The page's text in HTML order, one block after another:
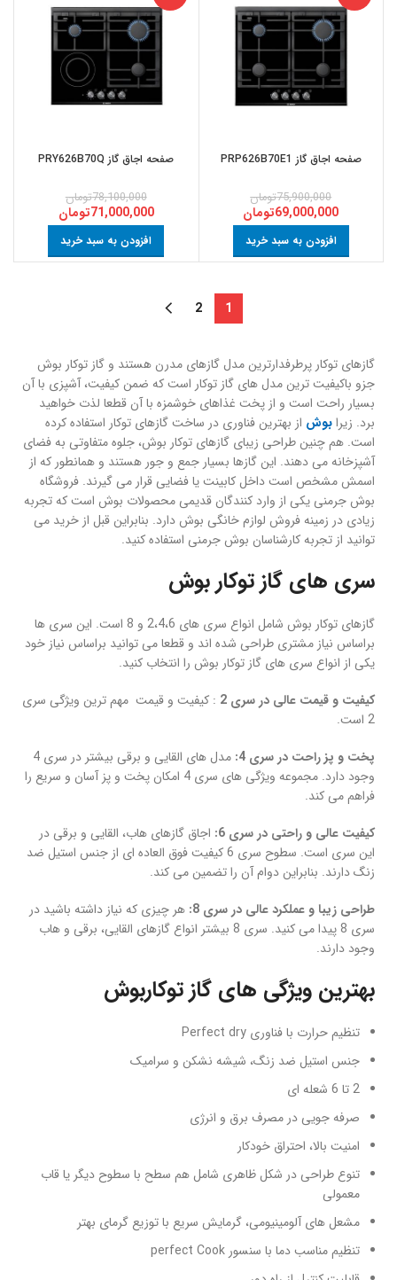
صفحه اجاق گاز PRP626B70E1
75,900,000تومان
69,000,000تومان
افزودن به سبد خرید
صفحه اجاق گاز PRY626B70Q
78,100,000تومان
71,000,000تومان
افزودن به سبد خرید
1
2
گازهای توکار پرطرفدارترین مدل گازهای مدرن هستند و گاز توکار بوش
جزو باکیفیت ترین مدل های گاز توکار است که ضمن کیفیت، آشپزی با آن
بسیار راحت است و از پخت غذاهای خوشمزه با آن قطعا لذت خواهید
برد. زیرابوش از بهترین فناوری در ساخت گازهای توکار استفاده کرده
است. هم چنین طراحی زیبای گازهای توکار بوش، جلوه متفاوتی به فضای
آشپزخانه می دهند. این گازها بسیار جمع و جور هستند و همانطور که از
اسمش مشخص است داخل کابینت یا فضایی قرار می گیرند. فروشگاه
بوش جرمنی یکی از وارد کنندگان قدیمی محصولات بوش است که تجربه
زیادی در زمینه فروش لوازم خانگی بوش دارد. بنابراین قبل از خرید می
توانید از تجربه کارشناسان بوش جرمنی استفاده کنید.
سری های گاز توکار بوش
گازهای توکار بوش شامل انواع سری های 2،4،6 و 8 است. این سری ها
براساس نیاز مشتری طراحی شده اند و قطعا می توانید براساس نیاز خود
یکی از انواع سری های گاز توکار بوش را انتخاب کنید.
کیفیت و قیمت عالی در سری 2
: کیفیت و قیمت مهم ترین ویژگی سری
2 است.
پخت و پز راحت در سری 4
:
مدل های القایی و برقی بیشتر در سری 4
وجود دارد. مجموعه ویژگی های سری 4 امکان پخت و پز آسان و سریع را
فراهم می کند.
کیفیت عالی و راحتی در سری 6
: اجاق گازهای هاب، القایی و برقی در
این سری است. سطوح سری 6 کیفیت فوق العاده ای از جنس استیل ضد
زنگ دارند. بنابراین دوام آن را تضمین می کند.
طراحی زیبا و عملکرد عالی در سری 8
: هر چیزی که نیاز داشته باشید در
سری 8 پیدا می کنید. سری 8 بیشتر انواع گازهای القایی، برقی و هاب
وجود دارند.
بهترین ویژگی های گاز توکاربوش
تنظیم حرارت با فناوری Perfect dry
جنس استیل ضد زنگ، شیشه نشکن و سرامیک
2 تا 6 شعله ای
صرفه جویی در مصرف برق و انرژی
امنیت بالا، احتراق خودکار
تنوع طراحی در شکل ظاهری شامل هم سطح با سطوح دیگر یا قاب
معمولی
مشعل های آلومینیومی، گرمایش سریع با توزیع گرمای بهتر
تنظیم مناسب دما با سنسور perfect Cook